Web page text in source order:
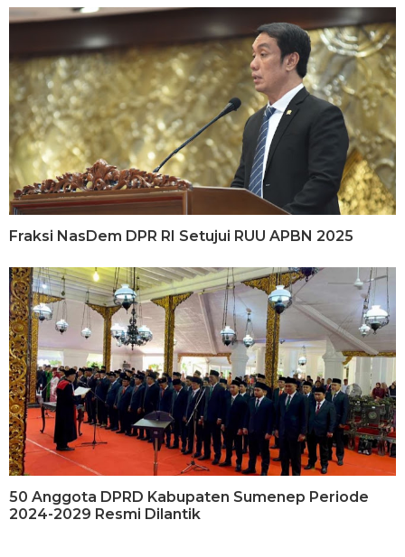
Fraksi NasDem DPR RI Setujui RUU APBN 2025
50 Anggota DPRD Kabupaten Sumenep Periode
2024-2029 Resmi Dilantik